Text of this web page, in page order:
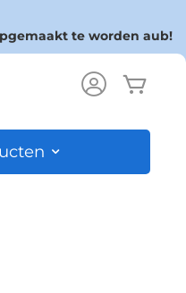
te worden aub!